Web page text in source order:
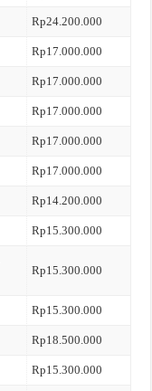
Rp24.200.000
Rp17.000.000
Rp17.000.000
Rp17.000.000
Rp17.000.000
Rp17.000.000
Rp14.200.000
Rp15.300.000
Rp15.300.000
Rp15.300.000
Rp18.500.000
Rp15.300.000